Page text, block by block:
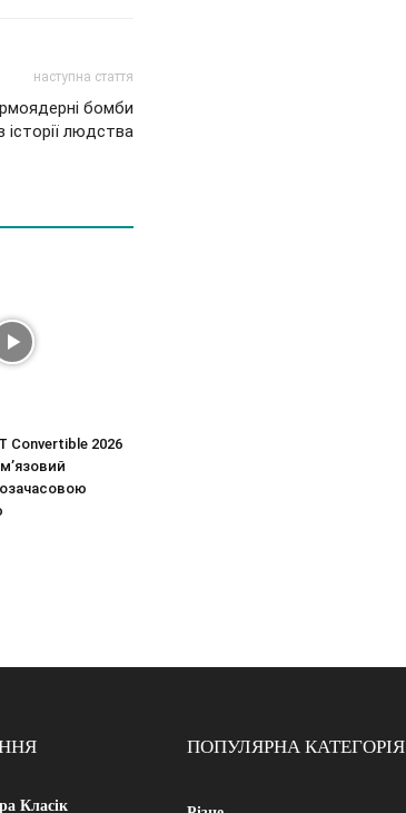
наступна стаття
бомби
історії людства
Convertible 2026
Класік
ПОПУЛЯРНА КАТЕГОРІЯ